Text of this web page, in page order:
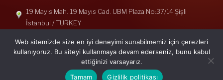
19 Mayıs Mah. 19 Mayıs Cad. UBM Plaza No:37/14 Şişli
İstanbul / TURKEY
Telefon: +90(212) 240 33 39
Telefon: +90(212) 248 19 36
info@erisymm.com
Web sitemizde size en iyi deneyimi sunabilmemiz için çerezleri
kullanıyoruz. Bu siteyi kullanmaya devam ederseniz, bunu kabul
ettiğinizi varsayarız.
Tamam
Gizlilik politikası